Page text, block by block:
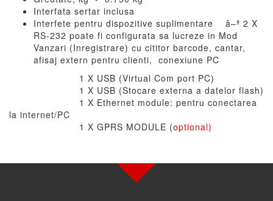
Interfata sertar inclusa
Interfete pentru dispozitive suplimentare â–ª 2 X
RS-232 poate fi configurata sa lucreze in Mod
Vanzari (Inregistrare) cu cititor barcode, cantar,
afisaj extern pentru clienti, conexiune PC
1 X USB (Virtual Com port PC)
1 X USB (Stocare externa a datelor flash)
1 X Ethernet module: pentru conectarea
la internet/PC
1 X GPRS MODULE (optional)